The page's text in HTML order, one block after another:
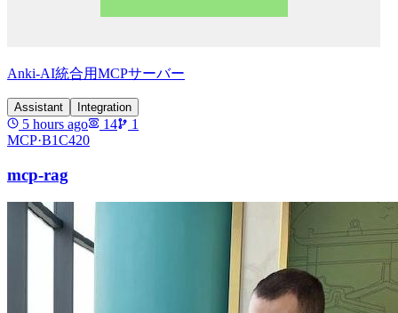
Anki-AI統合用MCPサーバー
Assistant Integration
5 hours ago 14
1
MCP·B1C420
mcp-rag